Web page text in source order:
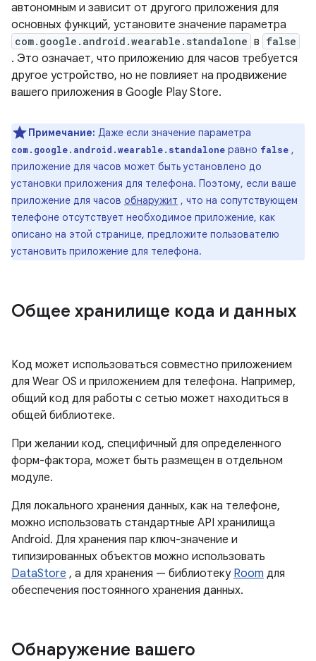
автономным и зависит от другого приложения для
основных функций, установите значение параметра
com.google.android.wearable.standalone в false
. Это означает, что приложению для часов требуется
другое устройство, но не повлияет на продвижение
вашего приложения в Google Play Store.
Примечание: Даже если значение параметра
com.google.android.wearable.standalone равно false ,
приложение для часов может быть установлено до
установки приложения для телефона. Поэтому, если ваше
приложение для часов обнаружит , что на сопутствующем
телефоне отсутствует необходимое приложение, как
описано на этой странице, предложите пользователю
установить приложение для телефона.
Общее хранилище кода и данных
Код может использоваться совместно приложением
для Wear OS и приложением для телефона. Например,
общий код для работы с сетью может находиться в
общей библиотеке.
При желании код, специфичный для определенного
форм-фактора, может быть размещен в отдельном
модуле.
Для локального хранения данных, как на телефоне,
можно использовать стандартные API хранилища
Android. Для хранения пар ключ-значение и
типизированных объектов можно использовать
DataStore , а для хранения — библиотеку Room для
обеспечения постоянного хранения данных.
Обнаружение вашего